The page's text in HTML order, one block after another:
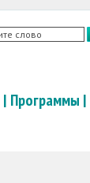
| Программы |